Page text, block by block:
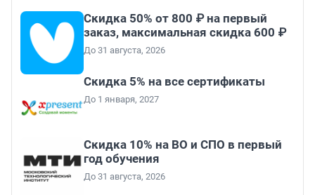
Скидка 50% от 800 ₽ на первый
заказ, максимальная скидка 600 ₽
До 31 августа, 2026
Скидка 5% на все сертификаты
До 1 января, 2027
Скидка 10% на ВО и СПО в первый
год обучения
До 31 августа, 2026